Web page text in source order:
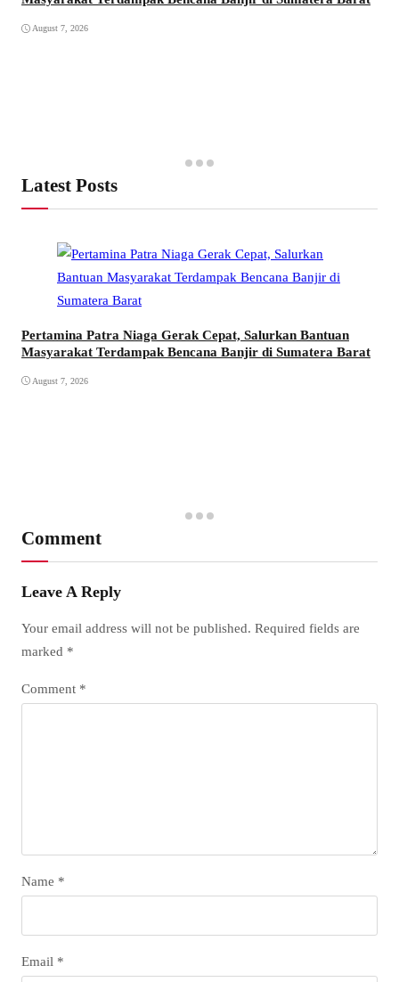
August 7, 2026
Latest Posts
Pertamina Patra Niaga Gerak Cepat, Salurkan Bantuan
Masyarakat Terdampak Bencana Banjir di Sumatera Barat
August 7, 2026
Comment
Leave A Reply
Your email address will not be published. Required fields are
marked *
Comment *
Name *
Email *